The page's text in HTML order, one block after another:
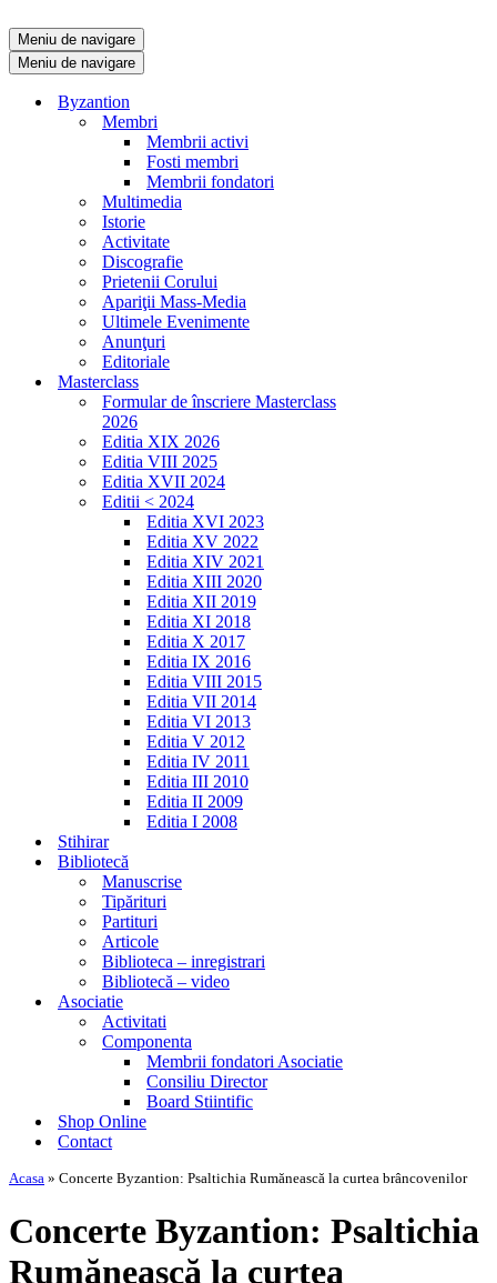
Meniu de navigare
Meniu de navigare
Byzantion
Membri
Membrii activi
Fosti membri
Membrii fondatori
Multimedia
Istorie
Activitate
Discografie
Prietenii Corului
Apariţii Mass-Media
Ultimele Evenimente
Anunţuri
Editoriale
Masterclass
Formular de înscriere Masterclass
2026
Editia XIX 2026
Editia VIII 2025
Editia XVII 2024
Editii < 2024
Editia XVI 2023
Editia XV 2022
Editia XIV 2021
Editia XIII 2020
Editia XII 2019
Editia XI 2018
Editia X 2017
Editia IX 2016
Editia VIII 2015
Editia VII 2014
Editia VI 2013
Editia V 2012
Editia IV 2011
Editia III 2010
Editia II 2009
Editia I 2008
Stihirar
Bibliotecă
Manuscrise
Tipărituri
Partituri
Articole
Biblioteca – inregistrari
Bibliotecă – video
Asociatie
Activitati
Componenta
Membrii fondatori Asociatie
Consiliu Director
Board Stiintific
Shop Online
Contact
Acasa » Concerte Byzantion: Psaltichia Rumănească la curtea brâncovenilor
Concerte Byzantion: Psaltichia
Rumănească la curtea